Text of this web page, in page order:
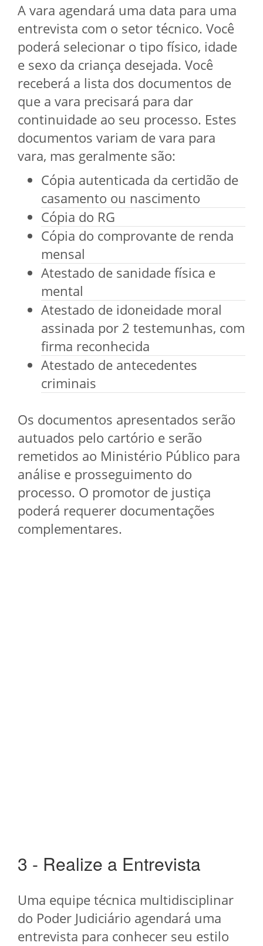
A vara agendará uma data para uma
entrevista com o setor técnico. Você
poderá selecionar o tipo físico, idade
e sexo da criança desejada. Você
receberá a lista dos documentos de
que a vara precisará para dar
continuidade ao seu processo. Estes
documentos variam de vara para
vara, mas geralmente são:
Cópia autenticada da certidão de
casamento ou nascimento
Cópia do RG
Cópia do comprovante de renda
mensal
Atestado de sanidade física e
mental
Atestado de idoneidade moral
assinada por 2 testemunhas, com
firma reconhecida
Atestado de antecedentes
criminais
Os documentos apresentados serão
autuados pelo cartório e serão
remetidos ao Ministério Público para
análise e prosseguimento do
processo. O promotor de justiça
poderá requerer documentações
complementares.
3 - Realize a Entrevista
Uma equipe técnica multidisciplinar
do Poder Judiciário agendará uma
entrevista para conhecer seu estilo